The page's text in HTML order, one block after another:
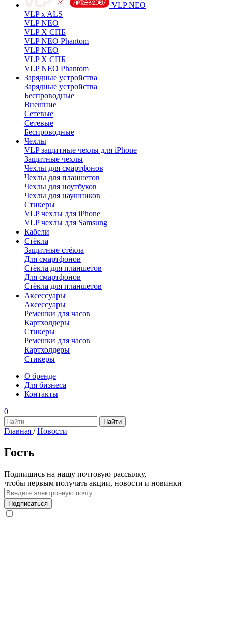
VLP NEO
VLP x ALS
VLP NEO
VLP X СПБ
VLP NEO Phantom
VLP NEO
VLP X СПБ
VLP NEO Phantom
Зарядные устройства
Зарядные устройства
Беспроводные
Внешние
Сетевые
Сетевые
Беспроводные
Чехлы
VLP защитные чехлы для iPhone
Защитные чехлы
Чехлы для смартфонов
Чехлы для планшетов
Чехлы для ноутбуков
Чехлы для наушников
Стикеры
VLP чехлы для iPhone
VLP чехлы для Samsung
Кабели
Стёкла
Защитные стёкла
Для смартфонов
Стёкла для планшетов
Для смартфонов
Стёкла для планшетов
Аксессуары
Аксессуары
Ремешки для часов
Картхолдеры
Стикеры
Ремешки для часов
Картхолдеры
Стикеры
О бренде
Для бизнеса
Контакты
0
Главная / Новости
Гость
Подпишись на нашу почтовую рассылку,
чтобы первым получать акции, новости и новинки
Подписаться